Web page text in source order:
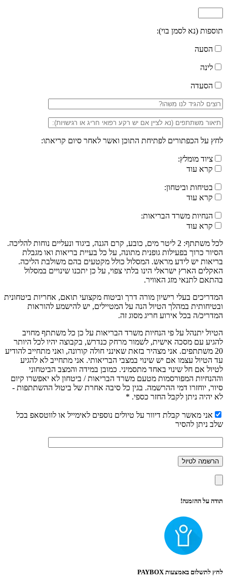
תוספות (נא לסמן בוי):
הסעה
לינה
הסעדה
לחץ על הכפתורים לפתיחת התוכן ואשר לאחר סיום קריאתו:
ציוד מומלץ:
קרא עוד
בטיחות וביטחון:
קרא עוד
הנחיות משרד הבריאות:
קרא עוד
לכל משתתף: 2 ליטר מים, כובע, קרם הגנה, ביגוד ונעליים נוחות להליכה.
הסיור כרוך בפעילות גופנית מתונה, על כל בעיית בריאות ואו מגבלת
בריאות יש לידע מראש. המסלול כולל מקטעים בהם משולבת הליכה.
האקלים הארץ ישראלי הינו בלתי צפוי, על כן יתכנו שינויים במסלול
בהתאם לתנאי מזג האוויר.
המדריכים בעלי רישיון מורה דרך וביטוח מקצועי תואם, אחריות ביטחונית
ובטיחותית במהלך הטיול הנה על המטיילים, יש להישמע להוראות
המדריכ/ה בכל אירוע חריג מסוג זה.
הטיול יתנהל על פי הנחיות משרד הבריאות על כן כל משתתף מחויב
להגיע עם מסכה אישית, לשמור מרחק כנדרש, בקבוצה יהיו לכל היותר
20 משתתפים. אני מצהיר בזאת שאינני חולה קורונה, ואני מתחייב להודיע
עד הטיול עצמו אם יש שינוי במצבי הבריאותי. אני מתחייב לא להגיע
לטיול אם חל שינוי באחד מתסמיני. כמובן במידה והמצב הביטחוני
וההנחיות המפורסמות מטעם משרד הבריאות / ביטחון לא יאפשרו קיום
סיור, יוחזרו דמי ההרשמה. בגין כל סיבה אחרת של ביטול ההשתתפות -
לא יהיה ניתן לקבל החזר כספי. *
אני מאשר קבלת דיוור על טיולים נוספים לאימייל או לווטסאפ בכל
שלב ניתן להסיר
תודה על ההזמנה!
לחץ לתשלום באמצעות PAYBOX